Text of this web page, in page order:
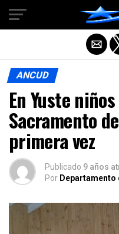
ANCUD
En Yuste
Sacramento
primera vez
Publicado 9 años
Por Departamento
Salir de